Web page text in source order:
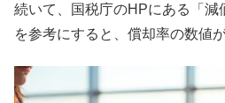
続いて、国税庁のHPにある「減
を参考にすると、償却率の数値